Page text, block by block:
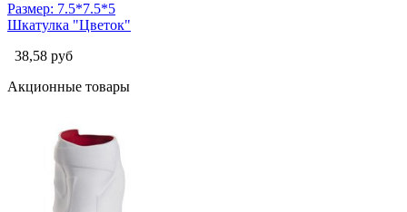
Размер: 7.5*7.5*5
Шкатулка "Цветок"
38,58 руб
Акционные товары